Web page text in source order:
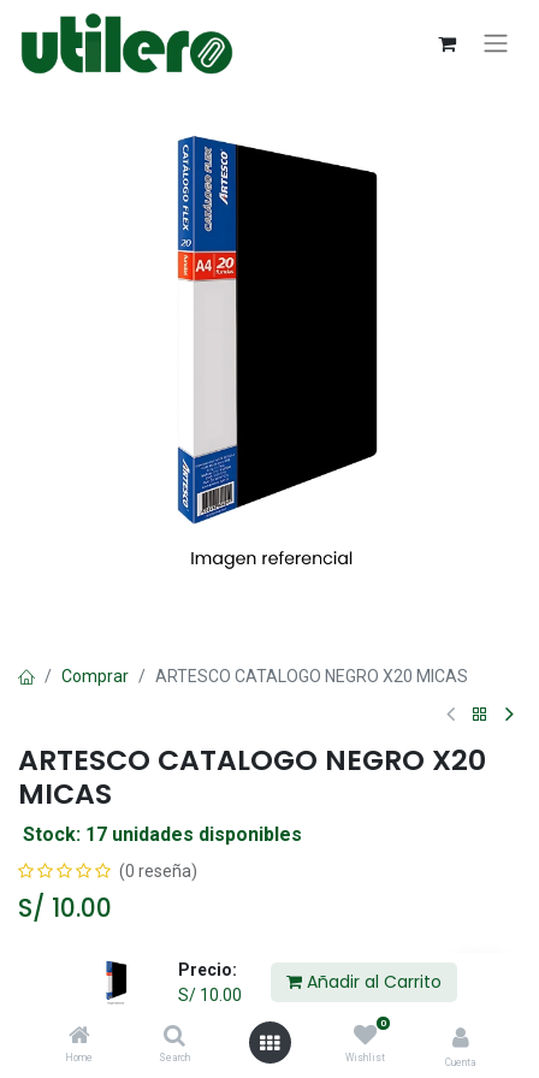
Precio:
S/ 10.00
Añadir al Carrito
Home Search
0
Wishlist Cuenta
Comprar ARTESCO CATALOGO NEGRO X20 MICAS
ARTESCO CATALOGO NEGRO X20
MICAS
Stock: 17 unidades disponibles
(0 reseña)
S/ 10.00
Añadir al Carrito
Agregar a la lista de deseos